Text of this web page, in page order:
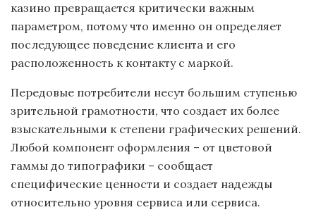
казино превращается критически важным
параметром, потому что именно он определяет
последующее поведение клиента и его
расположенность к контакту с маркой.
Передовые потребители несут большим ступенью
зрительной грамотности, что создает их более
взыскательными к степени графических решений.
Любой компонент оформления – от цветовой
гаммы до типографики – сообщает
специфические ценности и создает надежды
относительно уровня сервиса или сервиса.